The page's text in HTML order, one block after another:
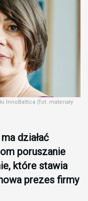
InnoBaltica (fot. materiały
działać
poruszanie
które stawia
prezes firmy